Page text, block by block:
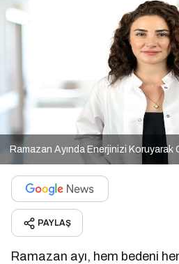
Ramazan Ayında Enerjinizi Koruyarak
PAYLAŞ
Ramazan ayı, hem bedeni